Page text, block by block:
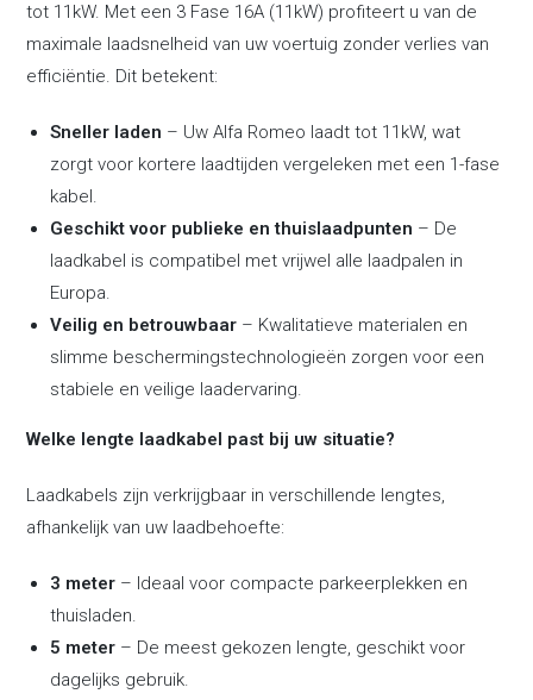
tot 11kW. Met een 3 Fase 16A (11kW) profiteert u van de
maximale laadsnelheid van uw voertuig zonder verlies van
efficiëntie. Dit betekent:
Sneller laden – Uw Alfa Romeo laadt tot 11kW, wat
zorgt voor kortere laadtijden vergeleken met een 1-fase
kabel.
Geschikt voor publieke en thuislaadpunten – De
laadkabel is compatibel met vrijwel alle laadpalen in
Europa.
Veilig en betrouwbaar – Kwalitatieve materialen en
slimme beschermingstechnologieën zorgen voor een
stabiele en veilige laadervaring.
Welke lengte laadkabel past bij uw situatie?
Laadkabels zijn verkrijgbaar in verschillende lengtes,
afhankelijk van uw laadbehoefte:
3 meter – Ideaal voor compacte parkeerplekken en
thuisladen.
5 meter – De meest gekozen lengte, geschikt voor
dagelijks gebruik.